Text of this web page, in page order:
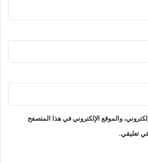
والموقع الإلكتروني في هذا المتصفح
تعليقي.